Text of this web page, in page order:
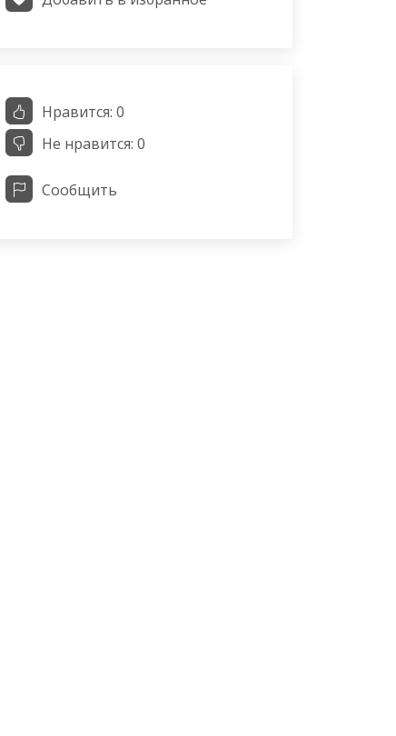
Нравится: 0
Не нравится: 0
Сообщить